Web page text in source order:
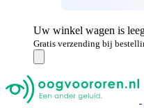
Uw winkel wagen is
Gratis verzending bij